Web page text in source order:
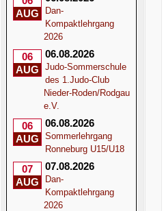
AUG
Dan-
Kompaktlehrgang
2026
06
AUG
06.08.2026
Judo-Sommerschule
des 1.Judo-Club
Nieder-Roden/Rodgau
e.V.
06
AUG
06.08.2026
Sommerlehrgang
Ronneburg U15/U18
07
AUG
07.08.2026
Dan-
Kompaktlehrgang
2026